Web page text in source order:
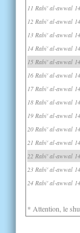
11 Rabi' al-awwal
12 Rabi' al-awwal
13 Rabi' al-awwal
14 Rabi' al-awwal
15 Rabi' al-awwal
16 Rabi' al-awwal
17 Rabi' al-awwal
18 Rabi' al-awwal
19 Rabi' al-awwal
20 Rabi' al-awwal
21 Rabi' al-awwal
22 Rabi' al-awwal
23 Rabi' al-awwal
24 Rabi' al-awwal
* Attention, le